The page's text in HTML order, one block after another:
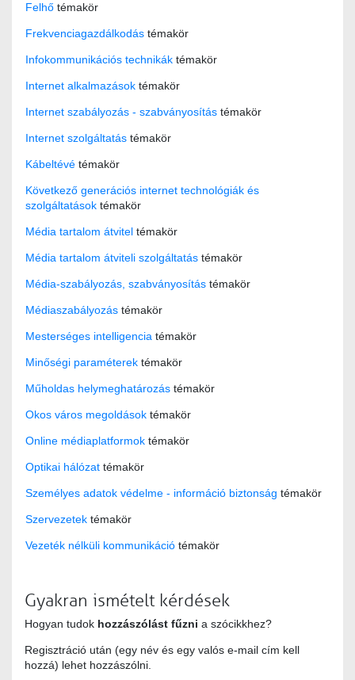
Felhő témakör
Frekvenciagazdálkodás témakör
Infokommunikációs technikák témakör
Internet alkalmazások témakör
Internet szabályozás - szabványosítás témakör
Internet szolgáltatás témakör
Kábeltévé témakör
Következő generációs internet technológiák és
szolgáltatások témakör
Média tartalom átvitel témakör
Média tartalom átviteli szolgáltatás témakör
Média-szabályozás, szabványosítás témakör
Médiaszabályozás témakör
Mesterséges intelligencia témakör
Minőségi paraméterek témakör
Műholdas helymeghatározás témakör
Okos város megoldások témakör
Online médiaplatformok témakör
Optikai hálózat témakör
Személyes adatok védelme - információ biztonság témakör
Szervezetek témakör
Vezeték nélküli kommunikáció témakör
Gyakran ismételt kérdések
Hogyan tudok hozzászólást fűzni a szócikkhez?
Regisztráció után (egy név és egy valós e-mail cím kell
hozzá) lehet hozzászólni.